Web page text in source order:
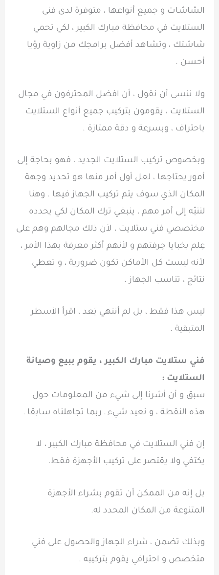
الشاشات و جميع أنواعها ، متوفرة لدى فنى
الستلايت في محافظة مبارك الكبير ، لكي تحمي
شاشتك ، وتشاهد أفضل برامجك من زاوية رؤيا
أحسن .
ولا ننسى أن نقول ، أن افضل المحترفون في مجال
الستلايت ، يقومون بتركيب جميع أنواع الستلايت
باحتراف ، وبسرعة و دقة ممتازة .
وبخصوص تركيب الستلايت الجديد ، فهو بحاجة إلى
أمور يحتاجها ، لعل أول أمر منها هو تحديد وجهة
المكان الذي سوف يتم تركيب الجهاز فيها . وهنا
لننبّه إلى أمر مهم ، ينبغي ترك المكان لكي يحدده
مختصصي فني ستلايت ، لأن ذلك مجالهم وهم على
عِلم بخبايا حِرفتهم و لأنهم أكثر معرفة بهذا الأمر ،
لأنه ليست كل الأماكن تكون ضرورية ، و تعطي
نتائج ، تناسب الجهاز .
ليس هذا فقط ، بل لم أنتهي بَعد ، اقرأ الأسطر
المتبقية .
فني ستلايت مبارك الكبير ، يقوم ببيع وصيانة
الستلايت :
سبق و أن أشرنا إلى شيء من المعلومات حول
هذه النقطة ، و نعيد شيء ـ ربما تجاهلناه سابقا ـ
إن فني الستلايت في محافظة مبارك الكبير ، لا
يكتفي ولا يقتصر على تركيب الأجهزة فقط.
بل إنه من الممكن أن تقوم بشراء الأجهزة
المتنوعة من المكان المحدد له.
وبذلك تضمن ، شراء الجهاز والحصول على فني
متخصص و احترافي يقوم بتركيبه .